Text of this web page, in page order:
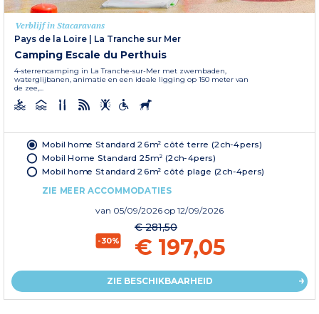
Verblijf in Stacaravans
Pays de la Loire
La Tranche sur Mer
Camping Escale du Perthuis
4-sterrencamping in La Tranche-sur-Mer met zwembaden,
waterglijbanen, animatie en een ideale ligging op 150 meter van
de zee,...
Mobil home Standard 26m² côté terre (2ch-4pers)
Mobil Home Standard 25m² (2ch-4pers)
Mobil home Standard 26m² côté plage (2ch-4pers)
ZIE MEER ACCOMMODATIES
van 05/09/2026 op 12/09/2026
-30%
€ 281,50
€ 197,05
ZIE BESCHIKBAARHEID